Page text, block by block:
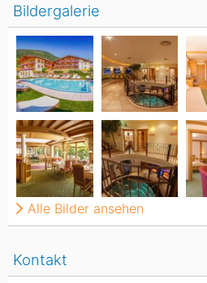
Kontakt
Bildergalerie
Alle Bilder ansehen